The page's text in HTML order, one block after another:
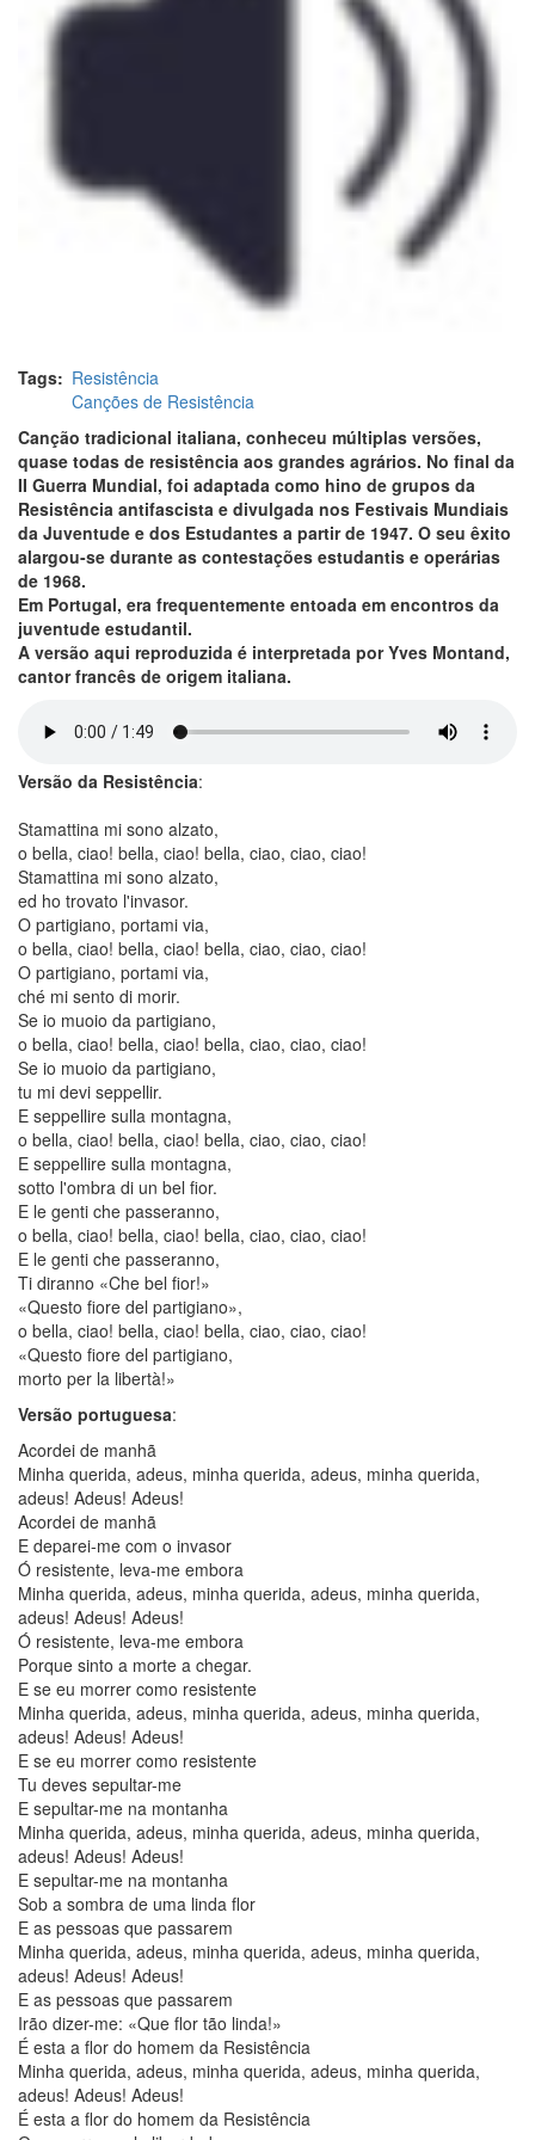
Tags
Resistência
Canções de Resistência
Canção tradicional italiana, conheceu múltiplas versões,
quase todas de resistência aos grandes agrários. No final da
II Guerra Mundial, foi adaptada como hino de grupos da
Resistência antifascista e divulgada nos Festivais Mundiais
da Juventude e dos Estudantes a partir de 1947. O seu êxito
alargou-se durante as contestações estudantis e operárias
de 1968.
Em Portugal, era frequentemente entoada em encontros da
juventude estudantil.
A versão aqui reproduzida é interpretada por Yves Montand,
cantor francês de origem italiana.
Versão da Resistência:
Stamattina mi sono alzato,
o bella, ciao! bella, ciao! bella, ciao, ciao, ciao!
Stamattina mi sono alzato,
ed ho trovato l'invasor.
O partigiano, portami via,
o bella, ciao! bella, ciao! bella, ciao, ciao, ciao!
O partigiano, portami via,
ché mi sento di morir.
Se io muoio da partigiano,
o bella, ciao! bella, ciao! bella, ciao, ciao, ciao!
Se io muoio da partigiano,
tu mi devi seppellir.
E seppellire sulla montagna,
o bella, ciao! bella, ciao! bella, ciao, ciao, ciao!
E seppellire sulla montagna,
sotto l'ombra di un bel fior.
E le genti che passeranno,
o bella, ciao! bella, ciao! bella, ciao, ciao, ciao!
E le genti che passeranno,
Ti diranno «Che bel fior!»
«Questo fiore del partigiano»,
o bella, ciao! bella, ciao! bella, ciao, ciao, ciao!
«Questo fiore del partigiano,
morto per la libertà!»
Versão portuguesa:
Acordei de manhã
Minha querida, adeus, minha querida, adeus, minha querida,
adeus! Adeus! Adeus!
Acordei de manhã
E deparei-me com o invasor
Ó resistente, leva-me embora
Minha querida, adeus, minha querida, adeus, minha querida,
adeus! Adeus! Adeus!
Ó resistente, leva-me embora
Porque sinto a morte a chegar.
E se eu morrer como resistente
Minha querida, adeus, minha querida, adeus, minha querida,
adeus! Adeus! Adeus!
E se eu morrer como resistente
Tu deves sepultar-me
E sepultar-me na montanha
Minha querida, adeus, minha querida, adeus, minha querida,
adeus! Adeus! Adeus!
E sepultar-me na montanha
Sob a sombra de uma linda flor
E as pessoas que passarem
Minha querida, adeus, minha querida, adeus, minha querida,
adeus! Adeus! Adeus!
E as pessoas que passarem
Irão dizer-me: «Que flor tão linda!»
É esta a flor do homem da Resistência
Minha querida, adeus, minha querida, adeus, minha querida,
adeus! Adeus! Adeus!
É esta a flor do homem da Resistência